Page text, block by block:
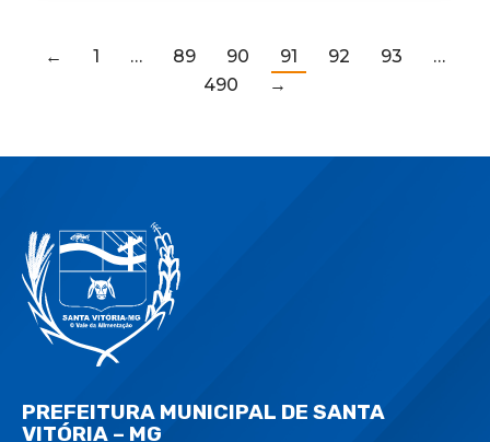
← 1 … 89 90 91 92 93
…
490
→
PREFEITURA MUNICIPAL DE SANTA
VITÓRIA – MG